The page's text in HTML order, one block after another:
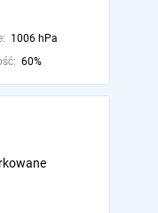
1006 hPa
60%